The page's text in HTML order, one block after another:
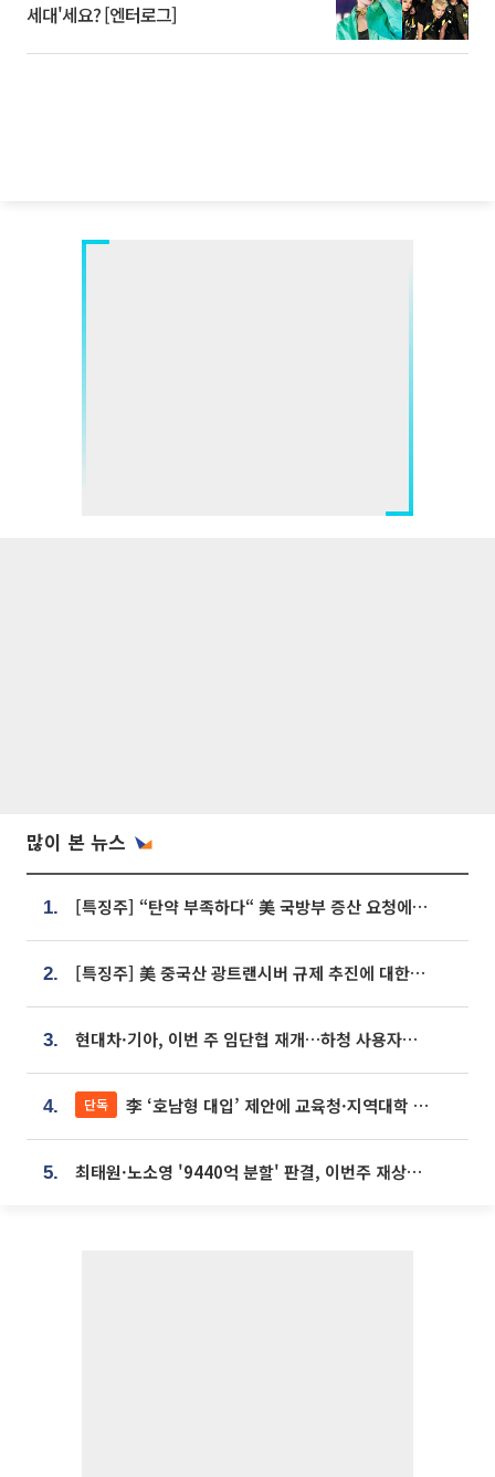
세대'세요? [엔터로그]
많이 본 뉴스
1. [특징주] “탄약 부족하다“ 美 국방부 증산 요청에⋯국내 방산주 급등세
2. [특징주] 美 중국산 광트랜시버 규제 추진에 대한광통신 등 광통신株 강세
3. 현대차·기아, 이번 주 임단협 재개…하청 사용자성 재심도 ‘변수’
4. 단독 李 ‘호남형 대입’ 제안에 교육청·지역대학 서·논술형 입시 연계 '착수'
5. 최태원·노소영 '9440억 분할' 판결, 이번주 재상고 여부 주목